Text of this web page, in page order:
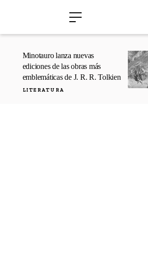
Minotauro lanza nuevas
ediciones de las obras más
emblemáticas de J. R. R. Tolkien
LITERATURA
›